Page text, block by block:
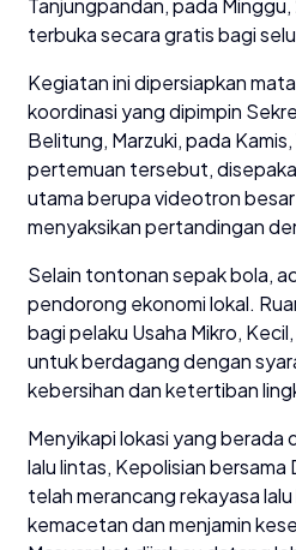
Tanjungpandan, pada Minggu,
terbuka secara gratis bagi
Kegiatan ini dipersiapkan
koordinasi yang dipimpin
Belitung, Marzuki, pada
pertemuan tersebut,
utama berupa videotron
menyaksikan pertandingan
Selain tontonan sepak bola,
pendorong ekonomi lokal.
bagi pelaku Usaha Mikro,
untuk berdagang dengan
kebersihan dan ketertiban
Menyikapi lokasi yang berada
lalu lintas, Kepolisian bersama
telah merancang rekayasa
kemacetan dan menjamin